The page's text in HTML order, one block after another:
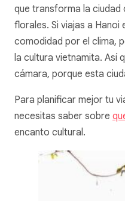
que transforma la
florales. Si viajas a
comodidad por el clima,
la cultura vietnamita. Así
cámara, porque esta
Para planificar mejor tu
necesitas saber sobre
encanto cultural.